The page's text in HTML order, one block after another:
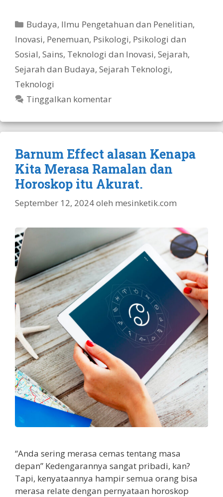
Kategori
Budaya, Ilmu Pengetahuan dan Penelitian,
Inovasi, Penemuan, Psikologi, Psikologi dan
Sosial, Sains, Teknologi dan Inovasi, Sejarah,
Sejarah dan Budaya, Sejarah Teknologi,
Teknologi
Tinggalkan komentar
Barnum Effect alasan Kenapa
Kita Merasa Ramalan dan
Horoskop itu Akurat.
September 12, 2024oleh mesinketik.com
“Anda sering merasa cemas tentang masa
depan” Kedengarannya sangat pribadi, kan?
Tapi, kenyataannya hampir semua orang bisa
merasa relate dengan pernyataan horoskop